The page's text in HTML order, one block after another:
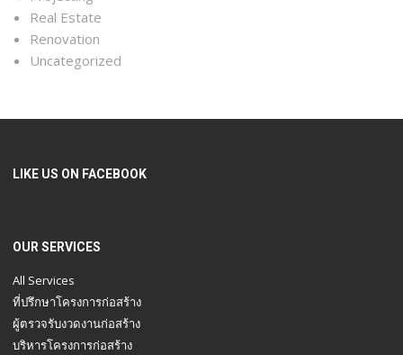
Real Estate
Renovation
Uncategorized
LIKE US ON FACEBOOK
OUR SERVICES
All Services
ที่ปรึกษาโครงการก่อสร้าง
ผู้ตรวจรับงวดงานก่อสร้าง
บริหารโครงการก่อสร้าง